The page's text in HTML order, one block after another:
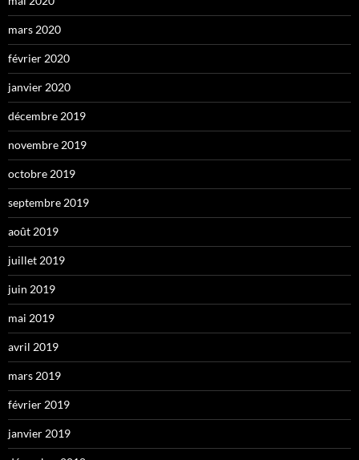
mars 2020
février 2020
janvier 2020
décembre 2019
novembre 2019
octobre 2019
septembre 2019
août 2019
juillet 2019
juin 2019
mai 2019
avril 2019
mars 2019
février 2019
janvier 2019